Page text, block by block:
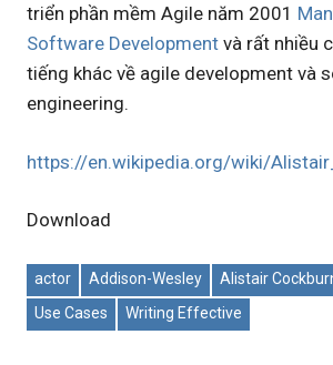
triển phần mềm Agile năm 2001
Software Development và rất nhiều
tiếng khác về agile development và
engineering.
https://en.wikipedia.org/wiki/
Download
actor Addison-Wesley Alistair
Use Cases
Writing Effective